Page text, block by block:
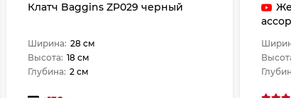
Клатч Baggins ZP029 черный
Ширина: 28 см
Высота: 18 см
Глубина: 2 см